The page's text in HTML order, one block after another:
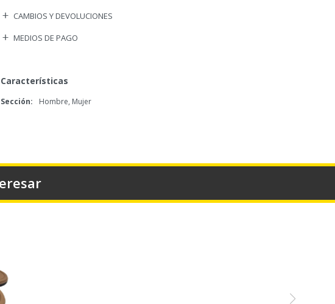
CAMBIOS Y DEVOLUCIONES
MEDIOS DE PAGO
Características
Sección Hombre, Mujer